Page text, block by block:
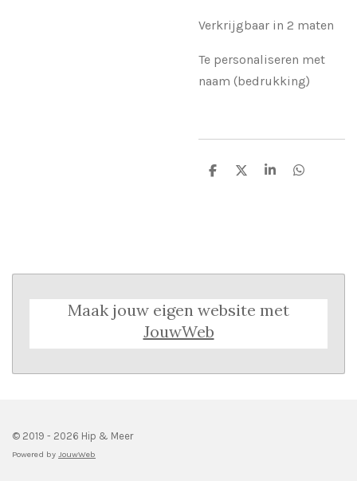
Verkrijgbaar in 2 maten
Te personaliseren met
naam (bedrukking)
D
D
S
D
Maak jouw eigen website met
JouwWeb
© 2019 - 2026 Hip & Meer
Powered by JouwWeb